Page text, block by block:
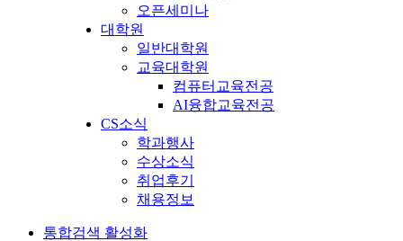
오픈세미나
대학원
일반대학원
교육대학원
컴퓨터교육전공
AI융합교육전공
CS소식
학과행사
수상소식
취업후기
채용정보
통합검색 활성화